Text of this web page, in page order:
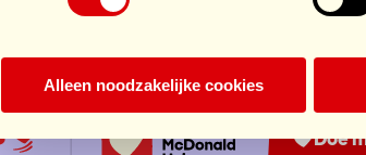
Alleen noodzakelijke cookies
Doe